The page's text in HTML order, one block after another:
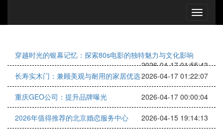
穿越时光的银幕记忆：探索80s电影的独特魅力与文化影响
2026-04-17 01:55:43
长寿实木门：兼顾美观与耐用的家居优选2026-04-17 01:22:07
重庆GEO公司：提升品牌曝光 2026-04-17 00:00:04
2026年值得推荐的北京婚恋服务中心 2026-04-15 19:14:13